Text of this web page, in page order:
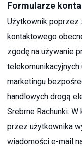
Formularze
Użytkownik poprzez
kontaktowego
zgodę na używanie
marketingu
handlowych drogą
Srebrne Rachunki.
przez użytkownika
wiadomości e-mail